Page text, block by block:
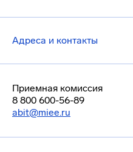
Адреса и контакты
Приемная комиссия
8 800 600-56-89
abit@miee.ru